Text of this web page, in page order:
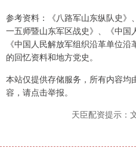
参考资料：《八路军山东纵队史
一五师暨山东军区战史》、《中国
《中国人民解放军组织沿革单位
的回忆资料和地方党史。
本站仅提供存储服务，所有内容均
容，请点击举报。
天臣配资提示：